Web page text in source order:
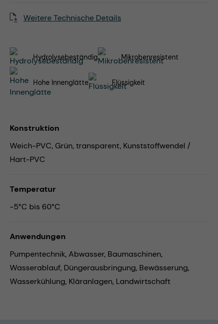
Weitere Technische Details
Hydrolysebeständig Mikrobenresistent
Hohe Innenglätte Flüssigkeit
Konstruktion
Weich-PVC, Grün, transparent, Kunststoffwendel /
Hart-PVC
Temperatur
-5°C bis 60°C
Anwendungen
Pumpentechnik,Abwasser, Baumaschinen,
Wasserablauf, Düngerausbringung, Bewässerung,
Wasserkühlung, Kläranlagen, Landwirtschaft